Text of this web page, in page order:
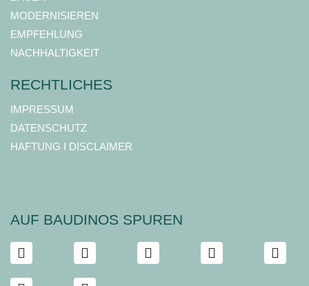
MODERNISIEREN
EMPFEHLUNG
NACHHALTIGKEIT
RECHTLICHES
IMPRESSUM
DATENSCHUTZ
HAFTUNG I DISCLAIMER
AUF BAUDINOS SPUREN